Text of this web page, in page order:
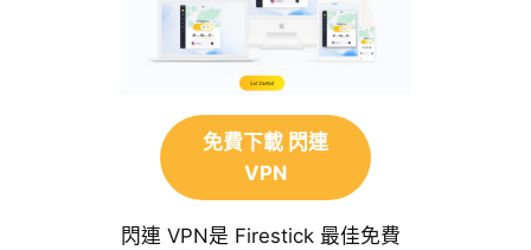
免費下載 閃連
VPN
閃連 VPN是 Firestick 最佳免費